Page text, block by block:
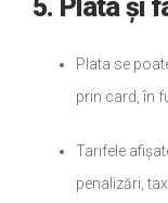
5. Plata și
Plata se
prin card, în
Tarifele
penalizări,